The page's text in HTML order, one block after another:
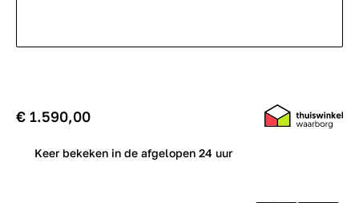
€ 1.590,00
Keer bekeken in de afgelopen 24 uur